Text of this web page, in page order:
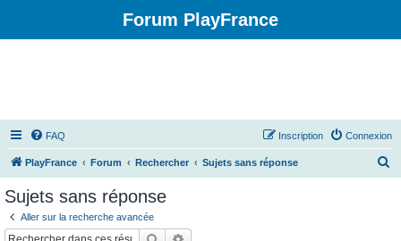
Forum PlayFrance
FAQ Connexion
Inscription
PlayFrance Forum Rechercher Sujets sans réponse
Sujets sans réponse
Aller sur la recherche avancée